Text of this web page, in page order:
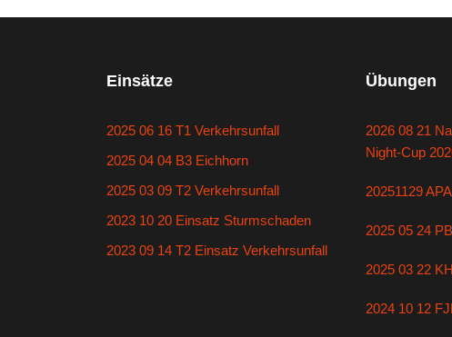
Einsätze
2025 06 16 T1 Verkehrsunfall
2025 04 04 B3 Eichhorn
2025 03 09 T2 Verkehrsunfall
2023 10 20 Einsatz Sturmschaden
2023 09 14 T2 Einsatz Verkehrsunfall
Übungen
2026 08 21
Night-Cup
20251129
2025 05 24
2025 03 22
2024 10 12